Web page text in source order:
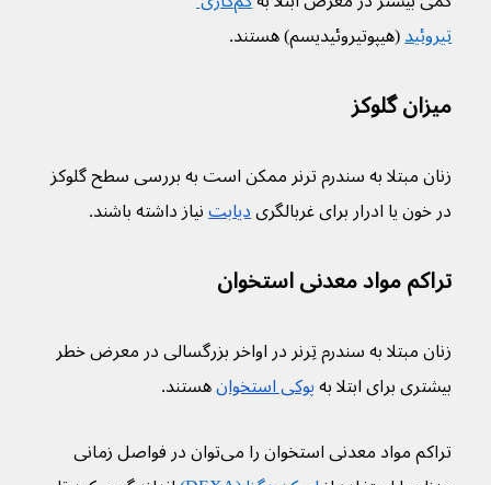
تیروئید (هیپوتیروئیدیسم) هستند.
میزان گلوکز
زنان مبتلا به سندرم ترنر ممکن است به بررسی سطح گلوکز
در خون یا ادرار برای غربالگری دیابت نیاز داشته باشند.
تراکم مواد معدنی استخوان
زنان مبتلا به سندرم تِرنر در اواخر بزرگسالی در معرض خطر
بیشتری برای ابتلا به پوکی استخوان هستند.
تراکم مواد معدنی استخوان را می‌توان در فواصل زمانی